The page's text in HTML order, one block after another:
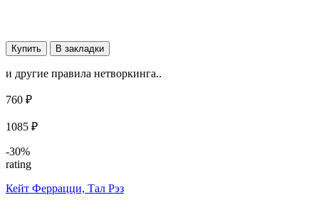
Купить В закладки
и другие правила нетворкинга..
760 ₽
1085 ₽
-30%
rating
Кейт Феррацци, Тал Рэз